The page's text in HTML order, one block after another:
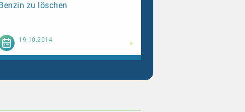
zu löschen
19.10.2014